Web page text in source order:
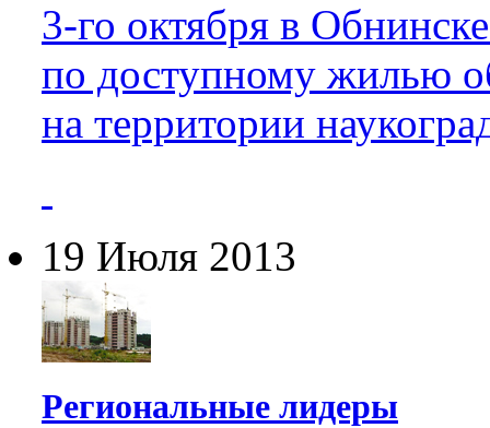
3-го октября в
по доступному жилью
на территории
19 Июля 2013
Региональные лидеры